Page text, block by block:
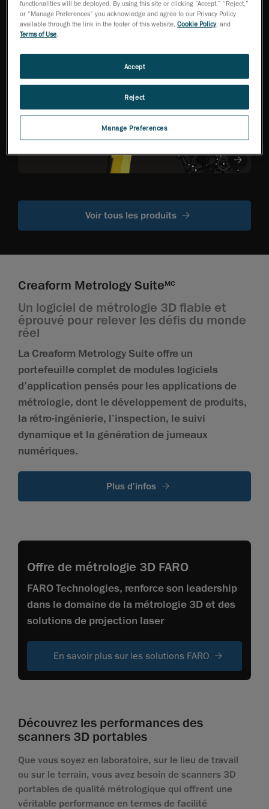
EVO
NEW
Scanner 3D de classe
métrologique
pour les grandes pièces
Scanners CMM
Voir tous les produits
Creaform Metrology SuiteMC
Un logiciel de métrologie 3D fiable et
éprouvé pour relever les défis du monde
réel
La Creaform Metrology Suite offre un
portefeuille complet de modules logiciels
d’application pensés pour les applications de
métrologie, dont le développement de produits,
la rétro-ingénierie, l’inspection, le suivi
dynamique et la génération de jumeaux
numériques.
Plus d'infos
Offre de métrologie 3D FARO
FARO Technologies, renforce son leadership
dans le domaine de la métrologie 3D et des
solutions de projection laser
En savoir plus sur les solutions FARO
Découvrez les performances des
scanners 3D portables
Que vous soyez en laboratoire, sur le lieu de travail
ou sur le terrain, vous avez besoin de scanners 3D
portables de qualité métrologique qui offrent une
véritable performance en termes de facilité
functionalities will be deployed. By using this site or clicking “Accept,” “Reject,”
or “Manage Preferences” you acknowledge and agree to our Privacy Policy
available through the link in the footer of this website,Cookie Policy, and
Terms of Use
Manage Preferences
Reject
Accept